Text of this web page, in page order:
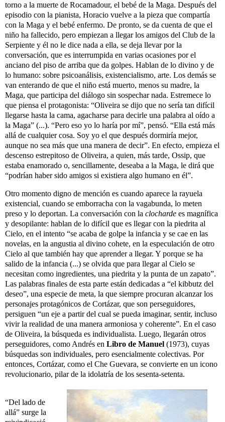
torno a la muerte de Rocamadour, el bebé de la Maga. Después del
episodio con la pianista, Horacio vuelve a la pieza que compartía
con la Maga y el bebé enfermo. De pronto, se da cuenta de que el
niño ha fallecido, pero empiezan a llegar los amigos del Club de la
Serpiente y él no le dice nada a ella, se deja llevar por la
conversación, que es interrumpida en varias ocasiones por el
anciano del piso de arriba que da golpes. Hablan de lo divino y de
lo humano: sobre psicoanálisis, existencialismo, arte. Los demás se
van enterando de que el niño está muerto, menos su madre, la
Maga, que participa del diálogo sin sospechar nada. Estremece lo
que piensa el protagonista: “Oliveira se dijo que no sería tan difícil
llegarse hasta la cama, agacharse para decirle una palabra al oído a
la Maga” (...). “Pero eso yo lo haría por mí”, pensó. “Ella está más
allá de cualquier cosa. Soy yo el que después dormiría mejor,
aunque no sea más que una manera de decir”. En efecto, empieza el
descenso estrepitoso de Oliveira, a quien, más tarde, Ossip, que
estaba enamorado o, sencillamente, deseaba a la Maga, le dirá que
“podrían haber sido amigos si existiera algo humano en él”.
Otro momento digno de mención es cuando aparece la rayuela
existencial, cuando se emborracha con la vagabunda, lo meten
preso y lo deportan. La conversación con la clocharde es magnífica
y desopilante: hablan de lo difícil que es llegar con la piedrita al
Cielo, en el intento “se acaba de golpe la infancia y se cae en las
novelas, en la angustia al divino cohete, en la especulación de otro
Cielo al que también hay que aprender a llegar. Y porque se ha
salido de la infancia (...) se olvida que para llegar al Cielo se
necesitan como ingredientes, una piedrita y la punta de un zapato”.
Las palabras finales de esta parte están dedicadas a “el kibbutz del
deseo”, una especie de meta, la que siempre procuran alcanzar los
personajes protagónicos de Cortázar, que son perseguidores,
persiguen “un eje a partir del cual se pueda imaginar, sentir, incluso
vivir la realidad de una manera armoniosa y coherente”. En el caso
de Oliveira, la búsqueda es individualista. Luego, llegarán otros
perseguidores, como Andrés en Libro de Manuel (1973), cuyas
búsquedas son individuales, pero esencialmente colectivas. Por
entonces, Cortázar, como el Che Guevara, se convierte en un icono
revolucionario, pilar de la idolatría de los sesenta-setenta.
“Del lado de
allá” surge la